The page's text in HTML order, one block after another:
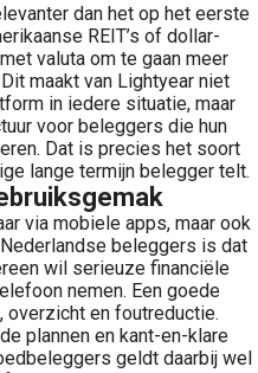
dan het op het eerste
REIT’s of dollar-
valuta om te gaan meer
maakt van Lightyear niet
in iedere situatie, maar
voor beleggers die hun
Dat is precies het soort
lange termijn belegger telt.
via mobiele apps, maar ook
beleggers is dat
wil serieuze financiële
nemen. Een goede
overzicht en foutreductie.
plannen en kant-en-klare
geldt daarbij wel